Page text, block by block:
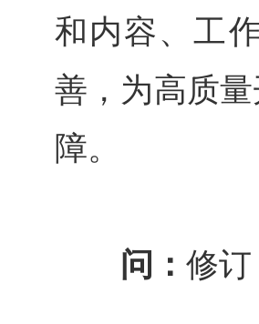
和内容、工
善，为高质
障。
问： 修